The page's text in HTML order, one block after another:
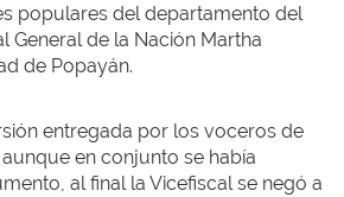
populares del departamento del
General de la Nación Martha
de Popayán.
entregada por los voceros de
en conjunto se había
al final la Vicefiscal se negó a